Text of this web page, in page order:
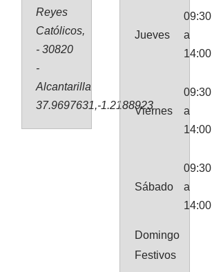
Reyes
Católicos,
- 30820
-
Alcantarilla
37.9697631,-1.2188923
Jueves
09:30
a
14:00
Viernes
09:30
a
14:00
Sábado
09:30
a
14:00
Domingo
Festivos